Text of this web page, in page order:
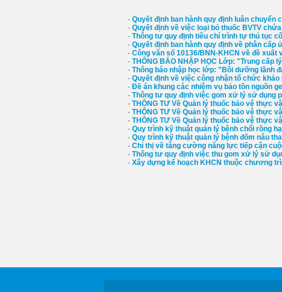
· Quyết định ban hành quy định luân chuyển
· Quyết định về việc loại bỏ thuốc BVTV
· Thông tư quy định tiêu chí trình tự thủ tục
· Quyết định ban hành quy định về phân
· Công văn số 10136/BNN-KHCN về đề xuất
· THÔNG BÁO NHẬP HỌC Lớp: "Trung cấp
· Thông báo nhập học lớp: "Bồi dưỡng lãnh
· Quyết định về việc công nhận tổ chức khảo
· Đề án khung các nhiệm vụ bảo tồn nguồn
· Thông tư quy định việc gom xử lý sử dụng
· THÔNG TƯ Về Quản lý thuốc bảo vệ thực
· THÔNG TƯ Về Quản lý thuốc bảo vệ thực
· THÔNG TƯ Về Quản lý thuốc bảo vệ thực
· Quy trình kỹ thuật quản lý bệnh chổi rồng
· Quy trình kỹ thuật quản lý bệnh đốm nâu
· Chỉ thị về tăng cường năng lực tiếp cận
· Thông tư quy định việc thu gom xử lý sử
· Xây dựng kế hoạch KHCN thuộc chương